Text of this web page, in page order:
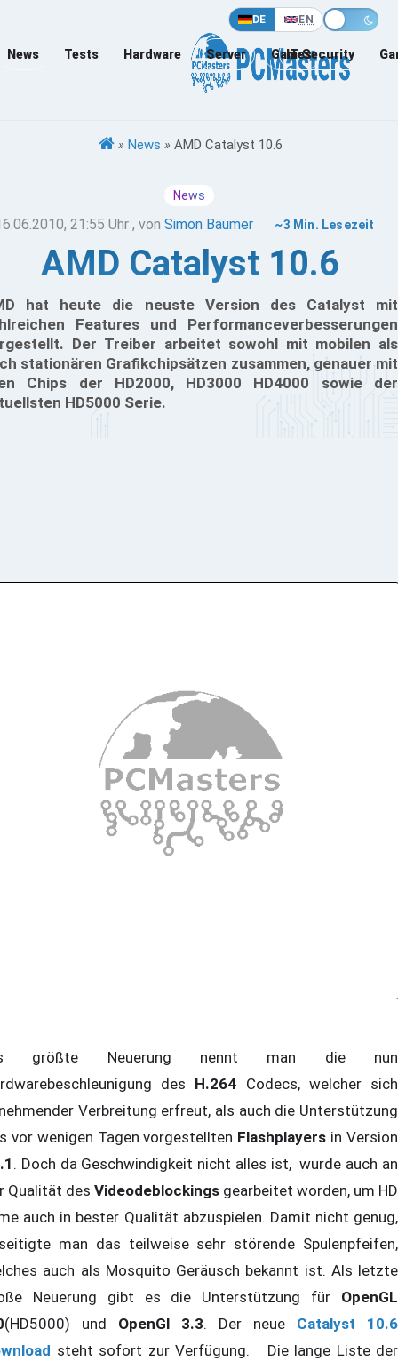
DE EN
News Tests Hardware Server Games
IT-Security
» News » AMD Catalyst 10.6
News
21:55 Uhr , vonSimon Bäumer ~3 Min. Lesezeit
AMD Catalyst 10.6
hat heute die neuste Version des Catalyst mit
Features und Performanceverbesserungen
Der Treiber arbeitet sowohl mit mobilen als
stationären Grafikchipsätzen zusammen, genauer mit
Chips der HD2000, HD3000 HD4000 sowie der
HD5000 Serie.
größte Neuerung nennt man die nun
des H.264 Codecs, welcher sich
Verbreitung erfreut, als auch die Unterstützung
vor wenigen Tagen vorgestellten Flashplayers in Version
. Doch da Geschwindigkeit nicht alles ist, wurde auch an
Qualität des Videodeblockings gearbeitet worden, um HD
auch in bester Qualität abzuspielen. Damit nicht genug,
man das teilweise sehr störende Spulenpfeifen,
auch als Mosquito Geräusch bekannt ist. Als letzte
Neuerung gibt es die Unterstützung für OpenGL
(HD5000) und OpenGl 3.3. Der neue Catalyst 10.6
steht sofort zur Verfügung. Die lange Liste der